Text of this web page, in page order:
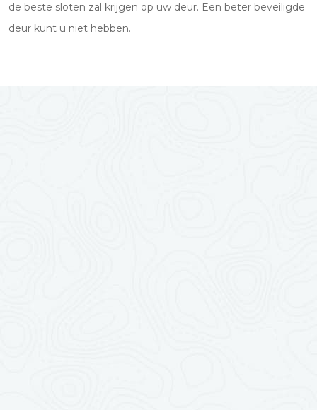
de beste sloten zal krijgen op uw deur. Een beter beveiligde
deur kunt u niet hebben.